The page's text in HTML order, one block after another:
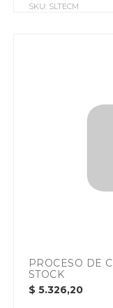
SKU: SLTECM
PROCESO DE CALIBRADO ARO ENTERO
STOCK
$ 5.326,20